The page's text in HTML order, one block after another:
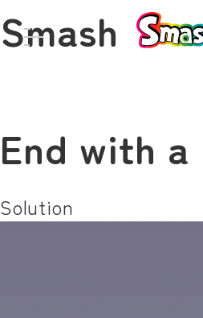
Smash
End with a
Solution